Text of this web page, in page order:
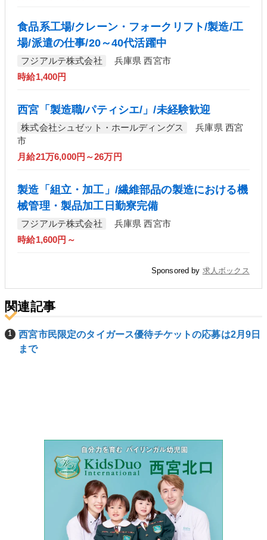
食品系工場/クレーン・フォークリフト/製造/工
場/派遣の仕事/20～40代活躍中
フジアルテ株式会社
兵庫県 西宮市
時給1,400円
西宮「製造職/パティシエ/」/未経験歓迎
株式会社シュゼット・ホールディングス
兵庫県 西宮
市
月給21万6,000円～26万円
製造「組立・加工」/繊維部品の製造における機
械管理・製品加工日勤寮完備
フジアルテ株式会社
兵庫県 西宮市
時給1,600円～
Sponsored by 求人ボックス
関連記事
西宮市民限定のタイガース優待チケットの応募は2月9日
まで